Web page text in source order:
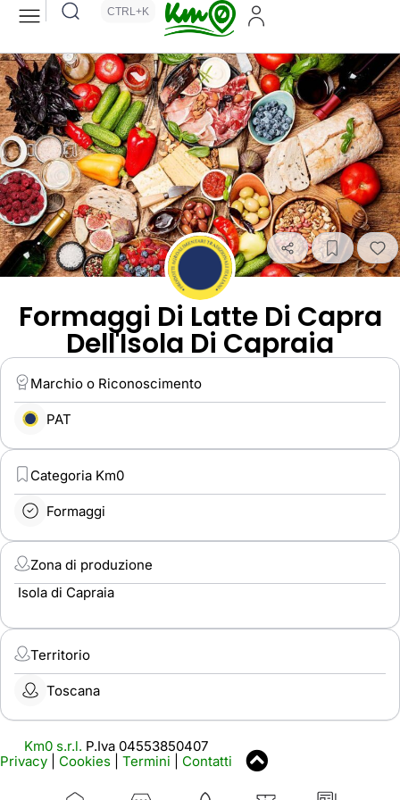
CTRL+K
Formaggi Di Latte Di Capra
Dell'Isola Di Capraia
Marchio o Riconoscimento
PAT
Categoria Km0
Formaggi
Zona di produzione
Isola di Capraia
Territorio
Toscana
Km0 s.r.l. P.Iva 04553850407
Privacy
Cookies Termini Contatti